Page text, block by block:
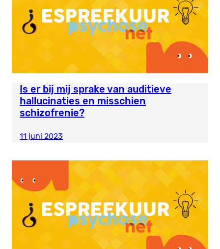
Is er bij mij sprake van auditieve
hallucinaties en misschien
schizofrenie?
11 juni 2023